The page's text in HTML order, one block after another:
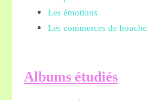
Les émotions
Les commerces de bouche
Albums étudiés